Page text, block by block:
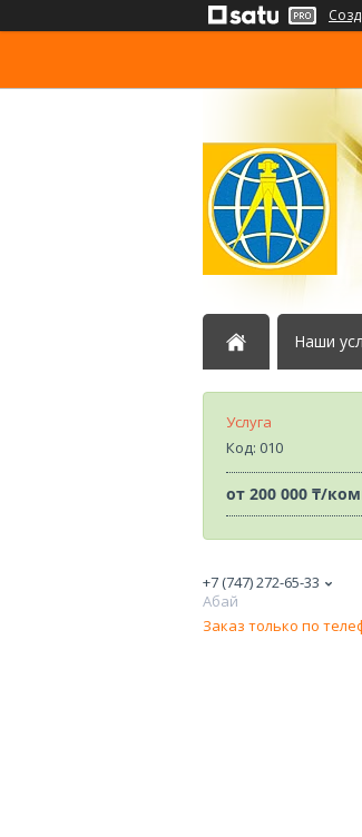
Наши
Услуга
Код: 010
от 200 000 ₸/
+7 (747) 272-65-33
Абай
Заказ только по